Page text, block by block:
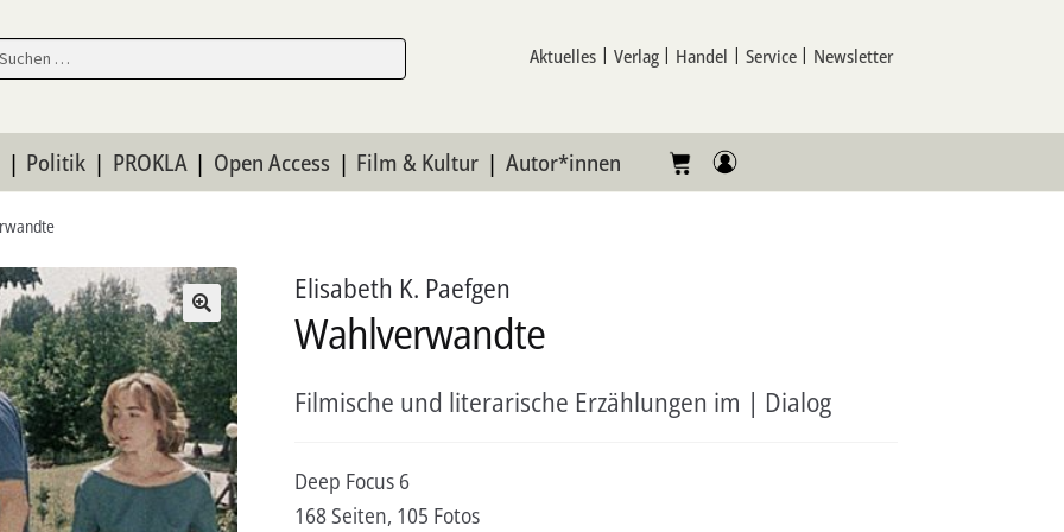
Aktuelles Verlag Handel Service Newsletter
Politik PROKLA Open Access Film & Kultur Autor*innen
Elisabeth K. Paefgen
Wahlverwandte
Filmische und literarische Erzählungen im | Dialog
Deep Focus 6
168 Seiten, 105 Fotos